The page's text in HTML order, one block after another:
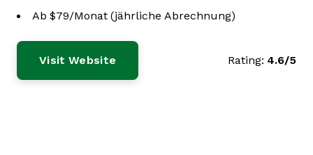
Ab $79/Monat (jährliche Abrechnung)
Visit Website Rating: 4.6/5